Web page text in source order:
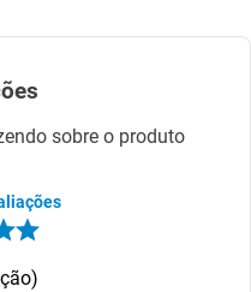
sobre o produto